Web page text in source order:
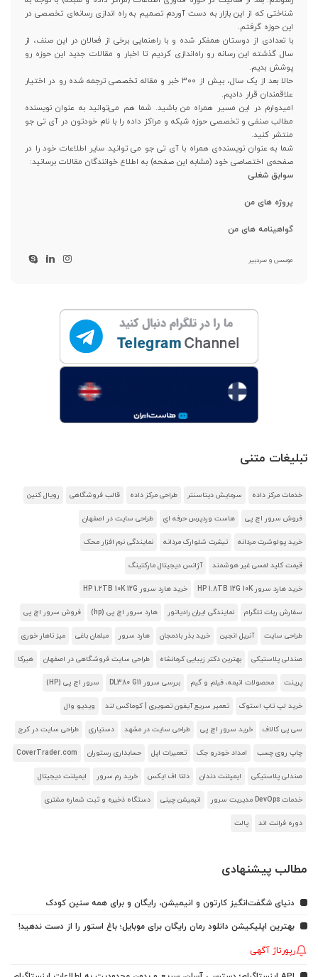
شناختی که از این بازار به دست آوردم تصمیم به راه اندازی رسانه‌ای تخصصی در
این حوزه گرفتم.
با تعدادی از دوستان همفکر شده و با راهنمایی برخی از فعالان در این صنف، از
سال گذشته این رسانه رو راه‌اندازی کردیم تا اخبار و مقالات جدید این حوزه رو
پوشش بدیم.
حالا بعد از یک سال، بیش از ۳۰۰ خبر و مقاله تخصصی ترجمه شده رو در اختیار
علاقمندان قرار دادیم.
امیدوارم در این مسیر همراه من باشید. شما هم می‌توانید به عنوان نویسنده
مطالب صنفی و تخصصی حوزه شبکه و مراکز داده را با نام خودتون در آی تی جو
منتشر کنید.
شما به عنوان نویسنده‌ی همراه با آی تی جو می توانید سایر اطلاعات خود را در
صفحه‌ی اختصاصی خود (مشابه این صفحه) به اطلاع خوانندگان مقالات برسانید:
سوابق شغلی
پروژه های من
گواهینامه های من
موسس و سردبیر
تبلیغات متنی
خدمات مرکز داده سرمایش دیتاسنتر طراحی مرکز داده قالب فروشگاهی رویال کنین
فروش سرور اچ پی هاست وردپرس حرفه ای طراحی سایت در اصفهان
خرید پولوشرت مردانه تیشرت شلوارک مردانه نمایندگی نرم افزار محک
قیمت کلید لمسی غیر هوشمند آژانس دیجیتال مارکتینگ
خرید هارد سرور HP 1.8TB 12G 10K خرید هارد سرور HP 1.2TB 10K 12G
سفارش ربات تلگرام نمایندگی ایران رادیاتور هارد سرور اچ پی (hp) فروش سرور اچ پی
طراحی سایت آنریل انجین خرید بذر بادمجان هارد سرور مبلمان باغی میز ناهار خوری
صندلی پلاستیکی بهترین دکتر زیبایی کرمانشاه طراحی سایت فروشگاهی در اصفهان هیرکا
پرینت محصولات انیمه، فیلم و گیم بررسی سرور DL380 G11 سرور اچ پی (HP)
خرید لپ تاپ استوک تعمیر سریع آیفون تصویری | کوماکس لند ویدیو وال
سی پی کالاف خرید سرور اچ پی طراحی سایت در مشهد دستیاری طراحی سایت در کرج
چاپ روی چسب امداد خودرو جک تعمیرات اپل حسابداری رستوران CoverTrader.com
صندلی پلاستیکی ایمپلنت دندان دلتا اف ایکس خرید رم سرور ایمپلنت دیجیتال
خدمات DevOps مدیریت سرور انیمیشن چینی دستگاه ذخیره و ثبت شماره مشتری
دوره فرانت اند پالت
مطالب پیشنهادی
دنیای شگفت‌انگیز کارتون و انیمیشن، رایگان و برای همه سنین کودک
بهترین اپلیکیشن دانلود رمان رایگان برای موبایل؛ باغ استور را از دست ندهید!
رپورتاژ آگهی